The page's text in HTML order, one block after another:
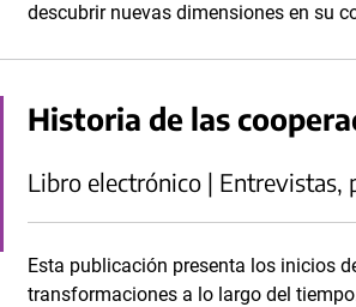
descubrir nuevas dimensiones en su
Historia de las
Libro electrónico | Entrevistas,
Esta publicación presenta los inicios
transformaciones a lo largo del